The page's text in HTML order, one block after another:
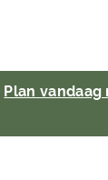
Plan vandaag